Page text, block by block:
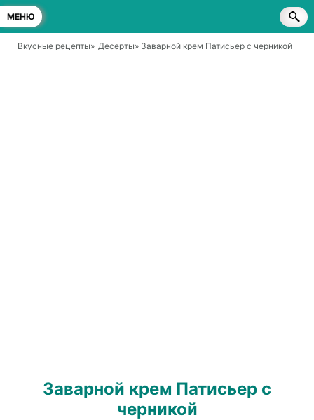
МЕНЮ
Вкусные рецепты» Десерты» Заварной крем Патисьер с черникой
Заварной крем Патисьер с
черникой